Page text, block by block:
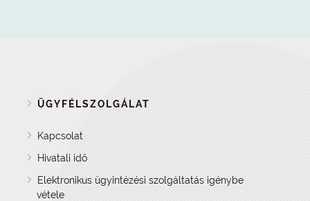
ÜGYFÉLSZOLGÁLAT
Kapcsolat
Hivatali idő
Elektronikus ügyintézési szolgáltatás igénybe
vétele